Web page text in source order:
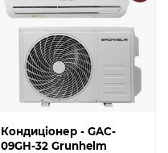
Кондиціонер - GAC-
09GH-32 Grunhelm